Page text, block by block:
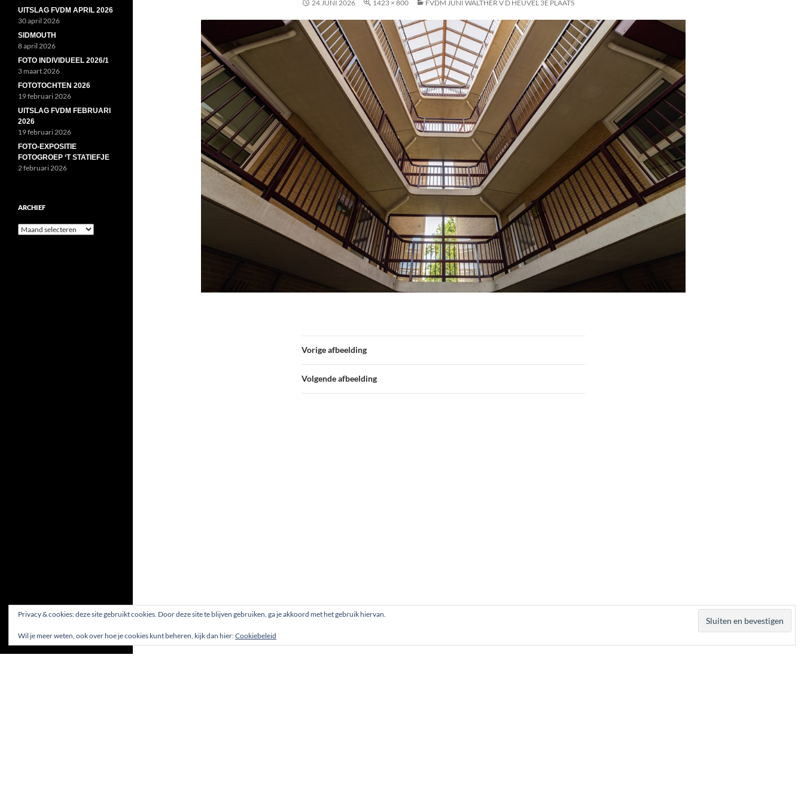
24 JUNI 2026 1423 × 800 FVDM JUNI WALTHER V D HEUVEL 3E PLAATS
Vorige afbeelding
Volgende afbeelding
UITSLAG FVDM APRIL 2026
30 april 2026
SIDMOUTH
8 april 2026
FOTO INDIVIDUEEL 2026/1
3 maart 2026
FOTOTOCHTEN 2026
19 februari 2026
UITSLAG FVDM FEBRUARI
2026
19 februari 2026
FOTO-EXPOSITIE
FOTOGROEP ‘T STATIEFJE
2 februari 2026
ARCHIEF
Archief
Privacy & cookies: deze site gebruikt cookies. Door deze site te blijven gebruiken, ga je akkoord met het gebruik hiervan.
Wil je meer weten, ook over hoe je cookies kunt beheren, kijk dan hier:Cookiebeleid